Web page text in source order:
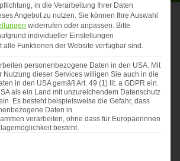
in die Verarbeitung Ihrer Daten
Angebot zu nutzen. Sie können Ihre Auswahl
widerrufen oder anpassen. Bitte
individueller Einstellungen
alle Funktionen der Website verfügbar sind.
personenbezogene Daten in den USA. Mit
Nutzung dieser Services willigen Sie auch in die
in den USA gemäß Art. 49 (1) lit. a GDPR ein.
als ein Land mit unzureichendem Datenschutz
Es besteht beispielsweise die Gefahr, dass
Daten in
verarbeiten, ohne dass für Europäerinnen
besteht.
der Service-Gruppen, für die eine